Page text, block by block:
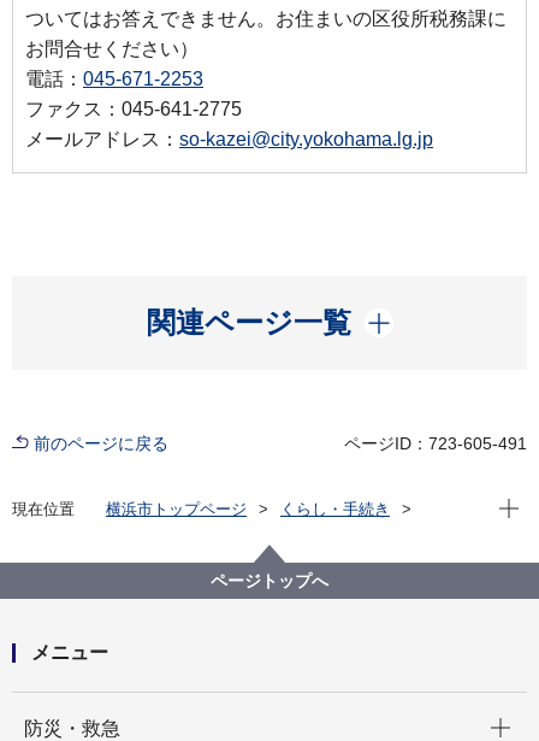
ついてはお答えできません。お住まいの区役所税務課に
お問合せください）
電話： 045-671-2253
ファクス：045-641-2775
メールアドレス： so-kazei@city.yokohama.lg.jp
関連ページ一覧
開く
前のページに戻る ページID：723-605-491
現在位置 横浜市トップページ
くらし・手続き
個人の市民税・県民税
令和８年度税制改正（さらなる年収の壁への対応）の
よくある質問
現在
ページトップへ
メニュー
防災・救急